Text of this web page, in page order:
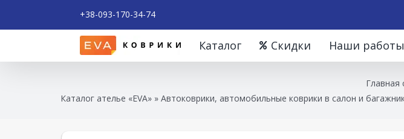
+38-093-170-34-74
Каталог Скидки Наши работы
Главная
Каталог ателье «EVA»» Автоковрики, автомобильные коврики в салон и багажник